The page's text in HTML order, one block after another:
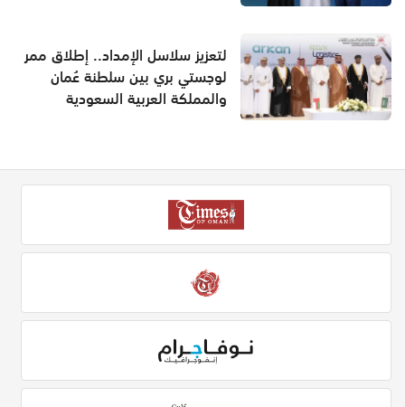
لتعزيز سلاسل الإمداد.. إطلاق ممر
لوجستي بري بين سلطنة عُمان
والمملكة العربية السعودية